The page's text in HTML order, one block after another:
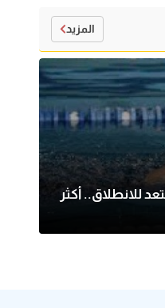
المزيد
للانطلاق.. أكثر